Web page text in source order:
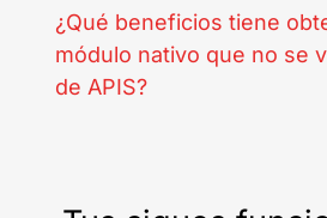
¿Qué beneficios tiene
módulo nativo que no se
de APIS?